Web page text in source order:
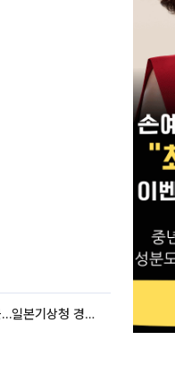
태풍 '돌핀' 오키나와 접근…일본기상청 경로 업데이트